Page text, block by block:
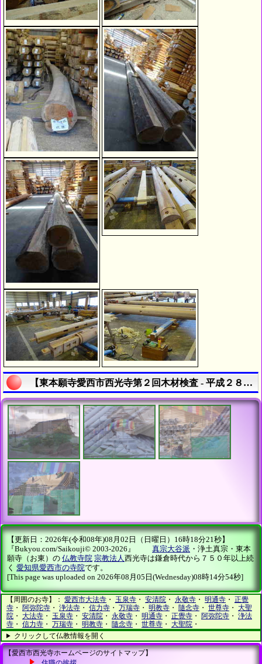
【東本願寺愛西市西光寺第２回木材検査 - 平成２８年５月１８日 - | 寺院の新築・修復工事履歴】の説明終了
【更新日：2026年(令和08年)08月02日（日曜日）16時18分21秒】
『Bukyou.com/Saikouji© 2003-2026』 真宗大谷派 ・浄土真宗・東本
願寺（お東）の 仏教寺院 宗教法人西光寺は鎌倉時代から７５０年以上続
く 愛知県愛西市の寺院です。
[This page was uploaded on 2026年08月05日(Wednesday)08時14分54秒]
【周囲のお寺】： 愛西市大法寺 ・ 玉泉寺 ・ 安清院 ・ 永敬寺 ・ 明通寺 ・ 正覺
寺 ・ 阿弥陀寺 ・ 浄法寺 ・ 信力寺 ・ 万瑞寺 ・ 明教寺 ・ 隨念寺 ・ 世尊寺 ・ 大聖
院 ・ 大法寺 ・ 玉泉寺 ・ 安清院 ・ 永敬寺 ・ 明通寺 ・ 正覺寺 ・ 阿弥陀寺 ・ 浄法
寺 ・ 信力寺 ・ 万瑞寺 ・ 明教寺 ・ 隨念寺 ・ 世尊寺 ・ 大聖院 ・
クリックして仏教情報を開く
【愛西市西光寺ホームページのサイトマップ】